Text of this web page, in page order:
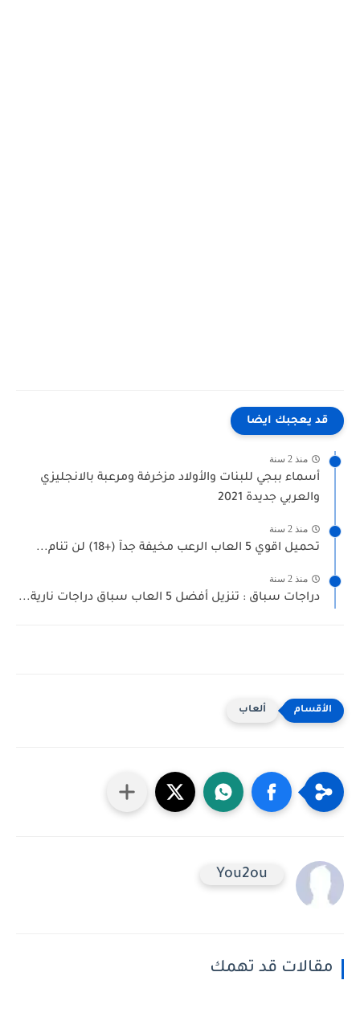
قد يعجبك ايضا
منذ 2 سنة
أسماء ببجي للبنات والأولاد مزخرفة ومرعبة بالانجليزي
والعربي جديدة 2021
منذ 2 سنة
تحميل اقوي 5 العاب الرعب مخيفة جدآ (+18) لن تنام...
منذ 2 سنة
دراجات سباق : تنزيل أفضل 5 العاب سباق دراجات نارية...
ألعاب
You2ou
مقالات قد تهمك